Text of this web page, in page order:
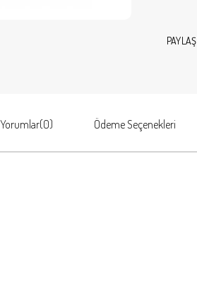
PAYLAŞ
Yorumlar(0) Ödeme Seçenekleri